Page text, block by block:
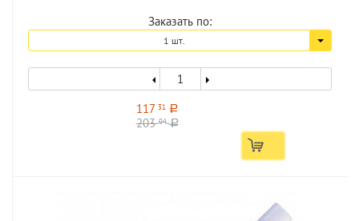
Заказать по:
1 шт.
11731 a
20304 a